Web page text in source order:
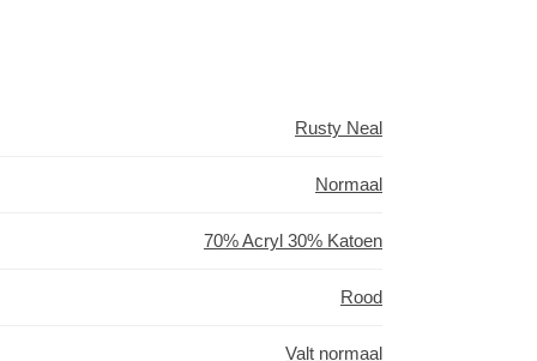
Rusty Neal
Normaal
70% Acryl 30% Katoen
Rood
Valt normaal